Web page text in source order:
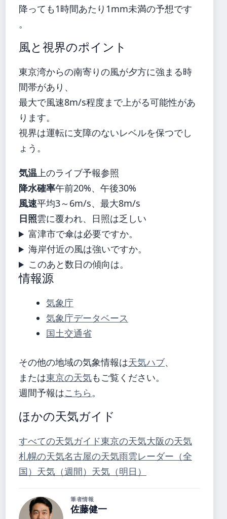
降っても1時間あたり1mm未満の予想です
。
風と視界のポイント
東京湾からの南寄りの風が夕方に強まる時
間帯があり、
最大で風速8m/s程度まで上がる可能性があ
ります。
視界は運転に支障のないレベルを保つでし
ょう。
気温上のライブ予報参照
降水確率午前20%、午後30%
風速平均3～6m/s、最大8m/s
日照雲に覆われ、日照は乏しい
富津市で傘は必要ですか。
海岸付近の風は強いですか。
このあと数日の傾向は。
情報源
気象庁
気象庁データベース
国土交通省
その他の地域の気象情報は天気ハブ、
または東京の天気もご覧ください。
週間予報はこちら。
ほかの天気ガイド
すべての天気ガイド東京の天気大阪の天気
札幌の天気名古屋の天気雨雲レーダー（全
国） 天気（週間） 天気（明日）
筆者情報
佐藤健一